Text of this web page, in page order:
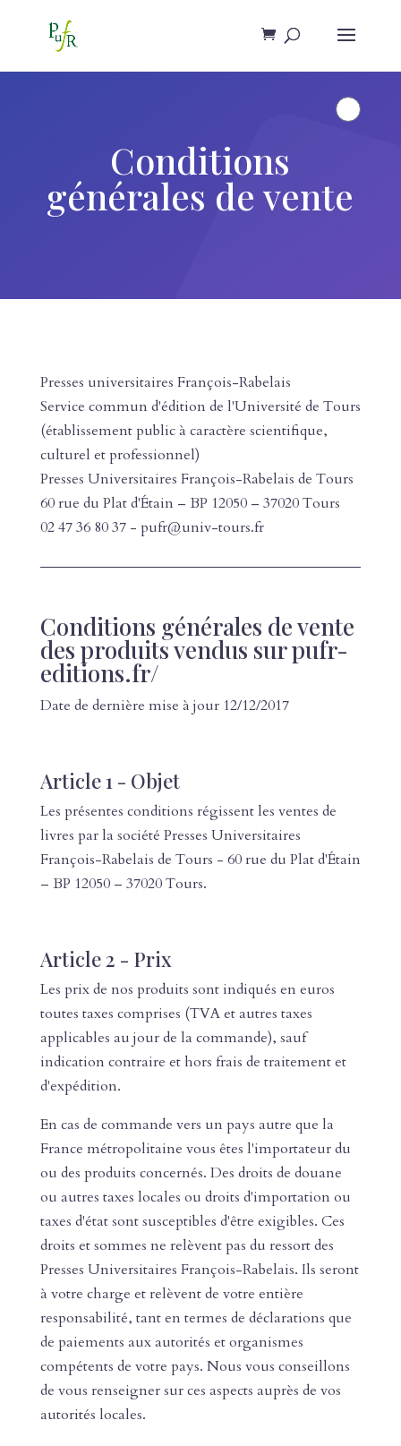
Conditions
générales de vente
Presses universitaires François-Rabelais
Service commun d'édition de l'Université de Tours
(établissement public à caractère scientifique,
culturel et professionnel)
Presses Universitaires François-Rabelais de Tours
60 rue du Plat d'Étain – BP 12050 – 37020 Tours
02 47 36 80 37- pufr@univ-tours.fr
Conditions générales de vente
des produits vendus sur pufr-
editions.fr/
Date de dernière mise à jour 12/12/2017
Article 1 - Objet
Les présentes conditions régissent les ventes de
livres par la société Presses Universitaires
François-Rabelais de Tours - 60 rue du Plat d'Étain
– BP 12050 – 37020 Tours.
Article 2 - Prix
Les prix de nos produits sont indiqués en euros
toutes taxes comprises (TVA et autres taxes
applicables au jour de la commande), sauf
indication contraire et hors frais de traitement et
d'expédition.
En cas de commande vers un pays autre que la
France métropolitaine vous êtes l'importateur du
ou des produits concernés. Des droits de douane
ou autres taxes locales ou droits d'importation ou
taxes d'état sont susceptibles d'être exigibles. Ces
droits et sommes ne relèvent pas du ressort des
Presses Universitaires François-Rabelais. Ils seront
à votre charge et relèvent de votre entière
responsabilité, tant en termes de déclarations que
de paiements aux autorités et organismes
compétents de votre pays. Nous vous conseillons
de vous renseigner sur ces aspects auprès de vos
autorités locales.